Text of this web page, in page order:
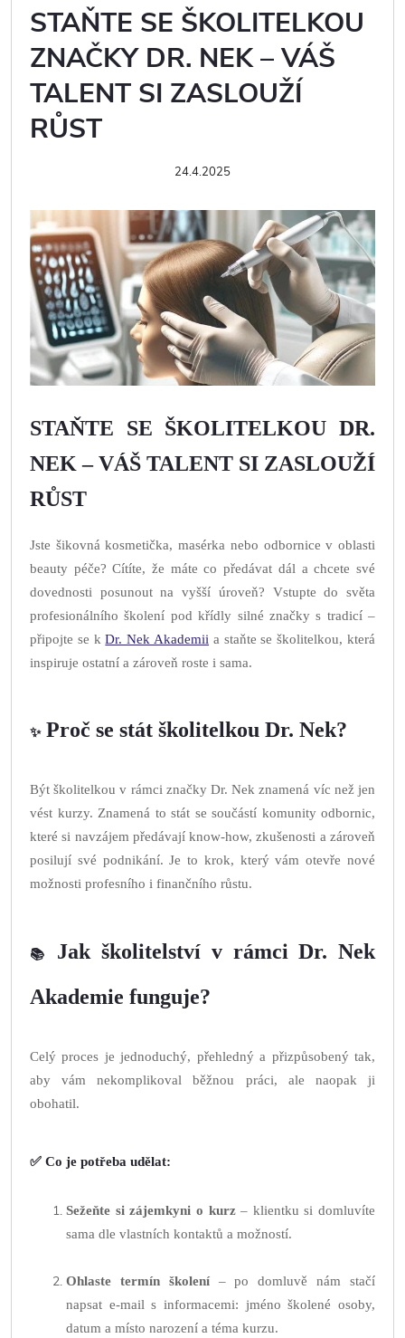
STAŇTE SE ŠKOLITELKOU
ZNAČKY DR. NEK – VÁŠ
TALENT SI ZASLOUŽÍ
RŮST
24.4.2025
STAŇTE SE ŠKOLITELKOU DR.
NEK – VÁŠ TALENT SI ZASLOUŽÍ
RŮST
Jste šikovná kosmetička, masérka nebo odbornice v oblasti
beauty péče? Cítíte, že máte co předávat dál a chcete své
dovednosti posunout na vyšší úroveň? Vstupte do světa
profesionálního školení pod křídly silné značky s tradicí –
připojte se kDr. Nek Akademii a staňte se školitelkou, která
inspiruje ostatní a zároveň roste i sama.
✨Proč se stát školitelkou Dr. Nek?
Být školitelkou v rámci značky Dr. Nek znamená víc než jen
vést kurzy. Znamená to stát se součástí komunity odbornic,
které si navzájem předávají know-how, zkušenosti a zároveň
posilují své podnikání. Je to krok, který vám otevře nové
možnosti profesního i finančního růstu.
📚 Jak školitelství v rámci Dr. Nek
Akademie funguje?
Celý proces je jednoduchý, přehledný a přizpůsobený tak,
aby vám nekomplikoval běžnou práci, ale naopak ji
obohatil.
✅ Co je potřeba udělat:
Sežeňte si zájemkyni o kurz– klientku si domluvíte
sama dle vlastních kontaktů a možností.
Ohlaste termín školení– po domluvě nám stačí
napsat e-mail s informacemi: jméno školené osoby,
datum a místo narození a téma kurzu.